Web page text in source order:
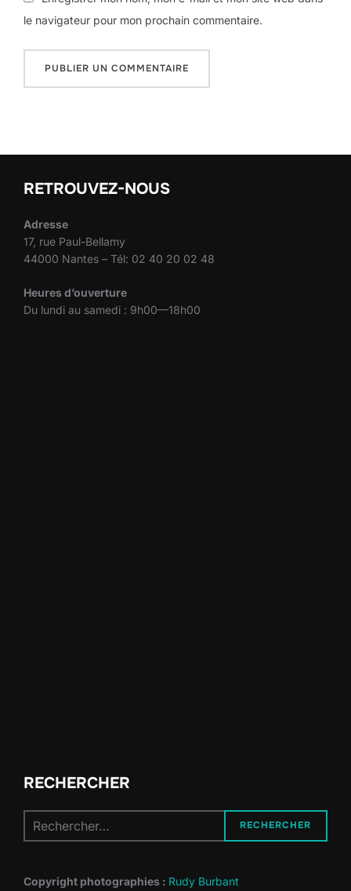
le navigateur pour mon prochain commentaire.
RETROUVEZ-NOUS
Adresse
17, rue Paul-Bellamy
44000 Nantes – Tél: 02 40 20 02 48
Heures d’ouverture
Du lundi au samedi : 9h00—18h00
RECHERCHER
pour :
RECHERCHER
Copyright photographies : Rudy Burbant